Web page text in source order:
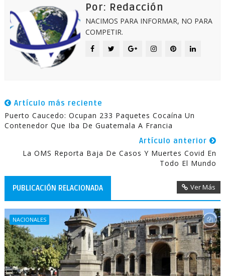
Por: Redacción
NACIMOS PARA INFORMAR, NO PARA
COMPETIR.
Artículo más reciente
Puerto Caucedo: Ocupan 233 Paquetes Cocaína Un
Contenedor Que Iba De Guatemala A Francia
Artículo anterior
La OMS Reporta Baja De Casos Y Muertes Covid En
Todo El Mundo
PUBLICACIÓN RELACIONADA Ver Más
NACIONALES